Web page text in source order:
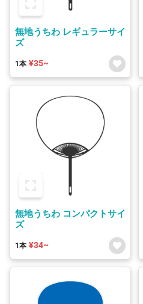
無地うちわ レギュラーサイ
ズ
1本 ¥35~
無地うちわ コンパクトサイ
ズ
1本 ¥34~